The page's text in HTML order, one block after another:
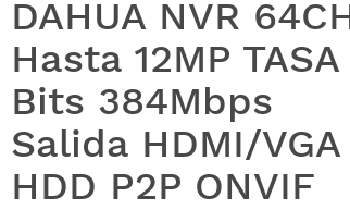
DAHUA NVR
Hasta 12MP TASA
Bits 384Mbps
Salida HDMI/VGA
HDD P2P ONVIF